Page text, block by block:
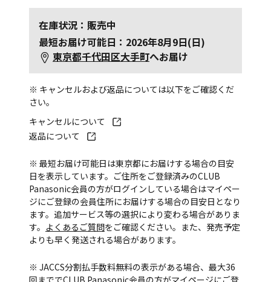
在庫状況：販売中
最短お届け可能日：2026年8月9日(日)
東京都千代田区大手町へお届け
※ キャンセルおよび返品については以下をご確認くだ
さい。
キャンセルについて
返品について
※ 最短お届け可能日は東京都にお届けする場合の目安
日を表示しています。ご住所をご登録済みのCLUB
Panasonic会員の方がログインしている場合はマイペー
ジにご登録の会員住所にお届けする場合の目安日となり
ます。追加サービス等の選択により変わる場合がありま
す。 よくあるご質問をご確認ください。また、発売予定
よりも早く発送される場合があります。
※ JACCS分割払手数料無料の表示がある場合、最大36
回まででCLUB Panasonic会員の方がマイページにご登